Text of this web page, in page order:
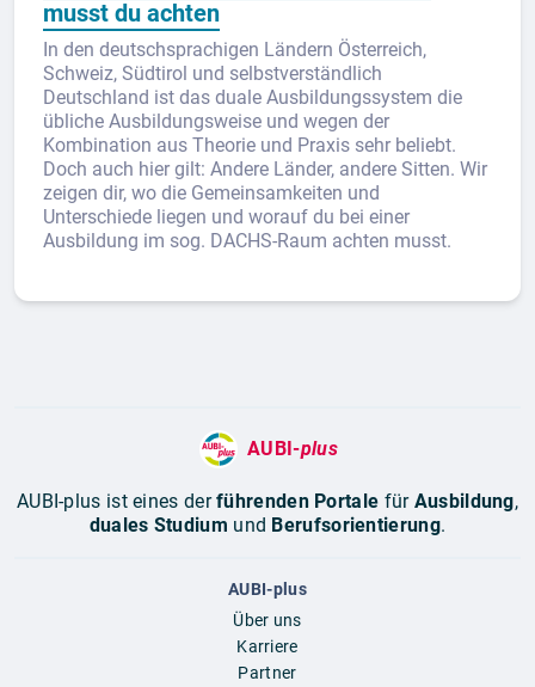
musst du achten
In den deutschsprachigen Ländern Österreich,
Schweiz, Südtirol und selbstverständlich
Deutschland ist das duale Ausbildungssystem die
übliche Ausbildungsweise und wegen der
Kombination aus Theorie und Praxis sehr beliebt.
Doch auch hier gilt: Andere Länder, andere Sitten. Wir
zeigen dir, wo die Gemeinsamkeiten und
Unterschiede liegen und worauf du bei einer
Ausbildung im sog. DACHS-Raum achten musst.
AUBI-plus
AUBI-plus ist eines derführenden Portale für Ausbildung,
duales Studium und Berufsorientierung.
AUBI-plus
Über uns
Karriere
Partner